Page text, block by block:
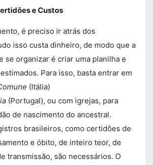
e Custos
é preciso ir atrás dos
isso custa dinheiro, de modo que a
se organizar é criar uma planilha e
Para isso, basta entrar em
(Itália)
(Portugal), ou com igrejas, para
de nascimento do ancestral.
brasileiros, como certidões de
e óbito, de inteiro teor, de
transmissão, são necessários. O